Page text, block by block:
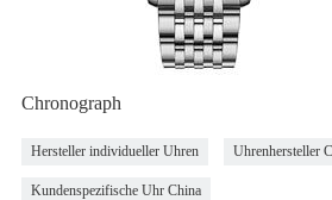
Chronograph
Hersteller individueller Uhren Uhrenhersteller
Kundenspezifische Uhr China